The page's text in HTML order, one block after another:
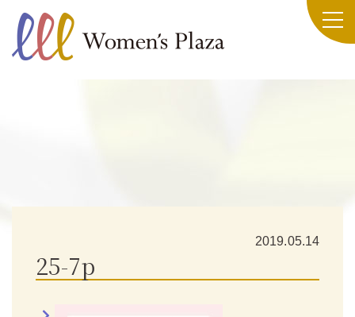
2019.05.14
25-7p